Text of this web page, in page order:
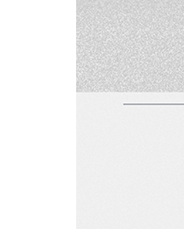
192 취존이 어렵나?
198 응큼한 번역
204 결국에 가면 다 부
210 번역가님도 오역이
214 영화 번역가가 드
222 나는 태어나면 안